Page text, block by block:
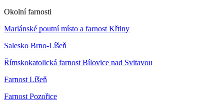
Okolní farnosti
Mariánské poutní místo a farnost Křtiny
Salesko Brno-Líšeň
Římskokatolická farnost Bílovice nad Svitavou
Farnost Líšeň
Farnost Pozořice